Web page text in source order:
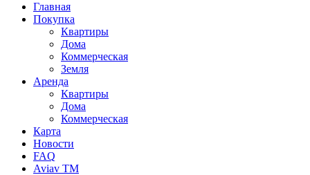
Главная
Покупка
Квартиры
Дома
Коммерческая
Земля
Аренда
Квартиры
Дома
Коммерческая
Карта
Новости
FAQ
Aviav TM